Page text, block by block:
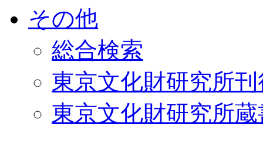
その他
総合検索
東京文化財研究所
東京文化財研究所